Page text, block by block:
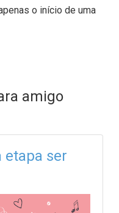
o início de uma
amigo
etapa ser